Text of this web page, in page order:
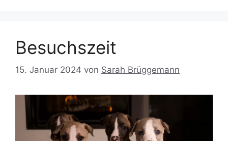
Besuchszeit
15. Januar 2024 von Sarah Brüggemann